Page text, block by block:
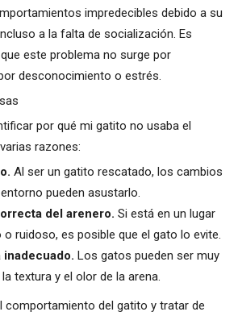
impredecibles debido a su
a la falta de socialización. Es
este problema no surge por
desconocimiento o estrés.
por qué mi gatito no usaba el
razones:
Al ser un gatito rescatado, los cambios
pueden asustarlo.
del arenero. Si está en un lugar
ruidoso, es posible que el gato lo evite.
inadecuado. Los gatos pueden ser muy
textura y el olor de la arena.
comportamiento del gatito y tratar de